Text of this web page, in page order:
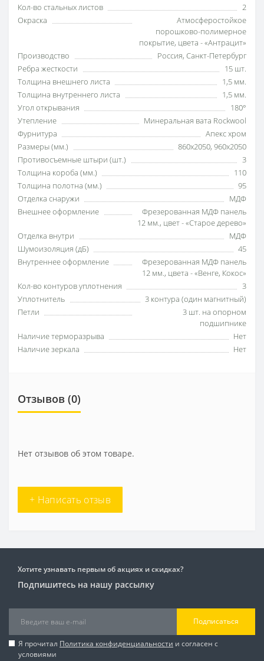
Кол-во стальных листов
2
Окраска
Атмосферостойкое
порошково-полимерное
покрытие, цвета - «Антрацит»
Производство
Россия, Санкт-Петербург
Ребра жесткости
15 шт.
Толщина внешнего листа
1,5 мм.
Толщина внутреннего листа
1,5 мм.
Угол открывания
180°
Утепление
Минеральная вата Rockwool
Фурнитура
Апекс хром
Размеры (мм.)
860x2050, 960x2050
Противосъемные штыри (шт.)
3
Толщина короба (мм.)
110
Толщина полотна (мм.)
95
Отделка снаружи
МДФ
Внешнее оформление
Фрезерованная МДФ панель
12 мм., цвет - «Старое дерево»
Отделка внутри
МДФ
Шумоизоляция (дБ)
45
Внутреннее оформление
Фрезерованная МДФ панель
12 мм., цвета - «Венге, Кокос»
Кол-во контуров уплотнения
3
Уплотнитель
3 контура (один магнитный)
Петли
3 шт. на опорном
подшипнике
Наличие терморазрыва
Нет
Наличие зеркала
Нет
Отзывов (0)
Нет отзывов об этом товаре.
+ Написать отзыв
Хотите узнавать первым об акциях и скидках?
Подпишитесь на нашу рассылку
Подписаться
Я прочитал Политика конфиденциальности и согласен с
условиями